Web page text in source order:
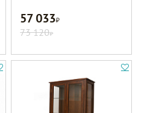
57 033Р
73 120Р